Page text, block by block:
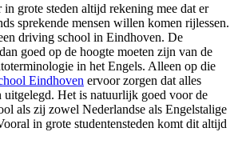
grote steden altijd rekening mee dat er
sprekende mensen willen komen rijlessen.
driving school in Eindhoven. De
goed op de hoogte moeten zijn van de
in het Engels. Alleen op die
Eindhoven ervoor zorgen dat alles
Het is natuurlijk goed voor de
als zij zowel Nederlandse als Engelstalige
in grote studentensteden komt dit altijd